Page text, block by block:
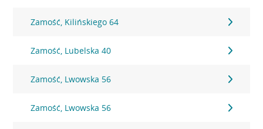
Zamość, Kilińskiego 64
Zamość, Lubelska 40
Zamość, Lwowska 56
Zamość, Lwowska 56